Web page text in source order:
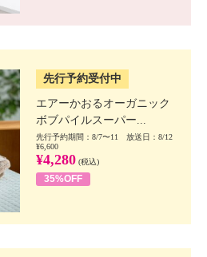
先行予約受付中
エアーかおるオーガニック
ボブパイルスーパー...
先行予約期間：8/7〜11 放送日：8/12
¥6,600
¥4,280 (税込)
35%OFF